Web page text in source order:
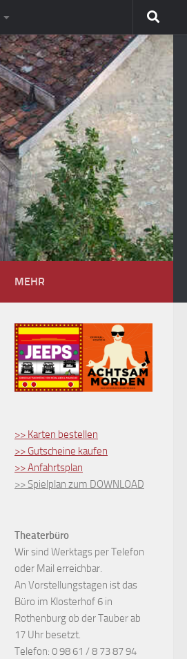
MEHR
>> Karten bestellen
>> Gutscheine kaufen
>> Anfahrtsplan
>> Spielplan zum DOWNLOAD
Theaterbüro
Wir sind Werktags per Telefon
oder Mail erreichbar.
An Vorstellungstagen ist das
Büro im Klosterhof 6 in
Rothenburg ob der Tauber ab
17 Uhr besetzt.
Telefon: 0 98 61 / 8 73 87 94